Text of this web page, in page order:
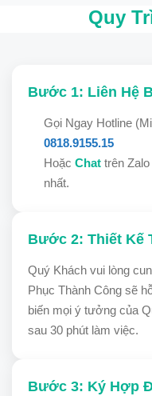
Quy
Bước 1: Liên Hệ
Gọi Ngay Hotline
0818.9155.15
Hoặc Chat trên
nhất.
Bước 2: Thiết Kế
Quý Khách vui lòng
Phục Thành Công sẽ
biến mọi ý tưởng của
sau 30 phút làm việc.
Bước 3: Ký Hợp